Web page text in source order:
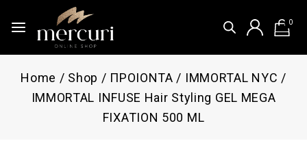
0
Home / Shop / ΠΡΟΙΟΝΤΑ / IMMORTAL NYC /
IMMORTAL INFUSE Hair Styling GEL MEGA
FIXATION 500 ML